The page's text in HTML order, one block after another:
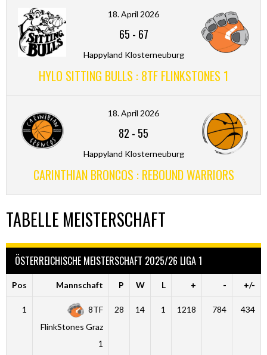
18. April 2026
65 - 67
Happyland Klosterneuburg
HYLO SITTING BULLS : 8TF FLINKSTONES 1
18. April 2026
82 - 55
Happyland Klosterneuburg
CARINTHIAN BRONCOS : REBOUND WARRIORS
TABELLE MEISTERSCHAFT
ÖSTERREICHISCHE MEISTERSCHAFT 2025/26 LIGA 1
Pos Mannschaft P W L + - +/-
1
8TF
FlinkStones Graz
1
28 14 1 1218 784 434